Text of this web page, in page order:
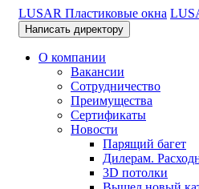
LUSAR Пластиковые окна
Написать директору
О компании
Вакансии
Сотрудничество
Преимущества
Сертификаты
Новости
Парящий багет
Дилерам.
3D потолки